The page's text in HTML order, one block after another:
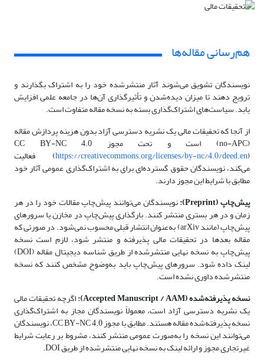
هم‌رسانی مقاله‌ها
نویسندگان تشویق می‌شوند آثار منتشرشده خود را به اشتراک بگذارند و
ترویج دهند تا میزان دیده‌شدن و تأثیرگذاری آن‌ها در جامعه علمی افزایش
یابد. سیاست‌های اشتراک‌گذاری بسته به نسخه مقاله متفاوت است.
از آنجا که تحقیقات مالی یک نشریه دسترسی آزاد بدون هزینه پردازش مقاله
(no-APC) است و تحت مجوز CC BY-NC 4.0
(https://creativecommons.org/licenses/by-nc/4.0/deed.en ) فعالیت
می‌کند، نویسندگان حقوق گسترده‌ای برای به اشتراک‌گذاری عمومی آثار خود
مطابق با شرایط این مجوز دارند.
پیش‌چاپ (Preprint):
نویسندگان می‌توانند پیش‌چاپ مقالات خود را در هر
زمان و در هر بستری منتشر کنند. بارگذاری پیش‌چاپ در مخازن یا سرورهای
پیش‌چاپ (مانند arXiv) به‌عنوان انتشار قبلی محسوب نمی‌شود. در صورتی که
مقاله بعدها در تحقیقات مالی پذیرفته و منتشر شود، لازم است نسخه
پیش‌چاپ به نسخه نهایی منتشرشده از طریق شناسه دیجیتال مقاله (DOI)
لینک داده شود. سرورهای پیش‌چاپ باید به‌وضوح مشخص کنند که نسخه
منتشرشده داوری نشده است.
نسخه پذیرفته‌شده (Accepted Manuscript / AAM):
اگرچه تحقیقات مالی
یک نشریه دسترسی آزاد است، معمولاً نویسندگان مجاز به اشتراک‌گذاری
نسخه پذیرفته‌شده مقاله هستند. مطابق با مجوز CC BY-NC 4.0، نویسندگان
می‌توانند این نسخه را به‌صورت عمومی منتشر کنند، مشروط بر رعایت شرایط
غیرتجاری مجوز و ارائه لینک به نسخه نهایی منتشرشده از طریق DOI.